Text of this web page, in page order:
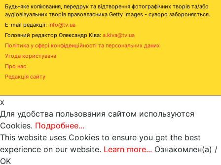
Будь-яке копіювання, передрук та відтворення фотографічних творів та/або
аудіовізуальних творів правовласника Getty Images - суворо забороняється.
E-mail редакції: info@tv.ua
Головний редактор Олександр Ківа: a.kiva@tv.ua
Політика у сфері конфіденційності та персональних даних
Угода користувача
Про нас
Редакція сайту
x
Для удобства пользования сайтом используются
Cookies. Подробнее...
This website uses Cookies to ensure you get the best
experience on our website. Learn more... Ознакомлен(а) /
OK